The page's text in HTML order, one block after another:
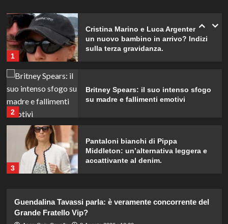
1
Cristina Marino e Luca Argentero:
un nuovo bambino in arrivo? Indizi
sulla terza gravidanza.
2
Britney Spears: il suo intenso sfogo
su madre e fallimenti emotivi
3
Pantaloni bianchi di Pippa
Middleton: un’alternativa leggera e
accattivante al denim.
Carolina Marconi svela il terribile
momento in Pronto Soccorso:
“Temevo il ritorno del tumore.”
Guendalina Tavassi parla: è veramente concorrente del
Grande Fratello Vip?